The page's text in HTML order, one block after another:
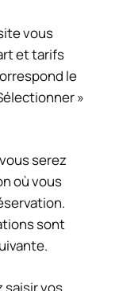
vous
et tarifs
le
»
serez
où vous
sont
saisir vos